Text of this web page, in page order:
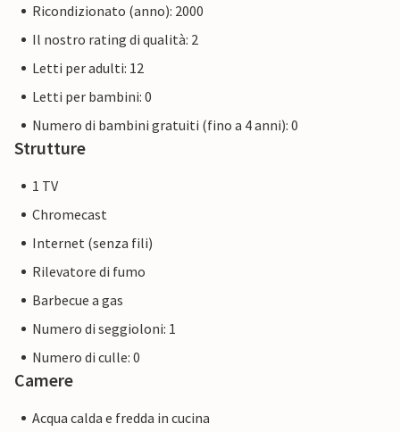
Ricondizionato (anno): 2000
Il nostro rating di qualità: 2
Letti per adulti: 12
Letti per bambini: 0
Numero di bambini gratuiti (fino a 4 anni): 0
Strutture
1 TV
Chromecast
Internet (senza fili)
Rilevatore di fumo
Barbecue a gas
Numero di seggioloni: 1
Numero di culle: 0
Camere
Acqua calda e fredda in cucina